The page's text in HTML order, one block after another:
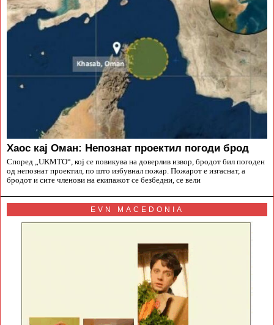
Хаос кај Оман: Непознат проектил погоди брод
Според „UKMTO“, кој се повикува на доверлив извор, бродот бил погоден
од непознат проектил, по што избувнал пожар. Пожарот е изгаснат, а
бродот и сите членови на екипажот се безбедни, се вели
EVN MACEDONIA